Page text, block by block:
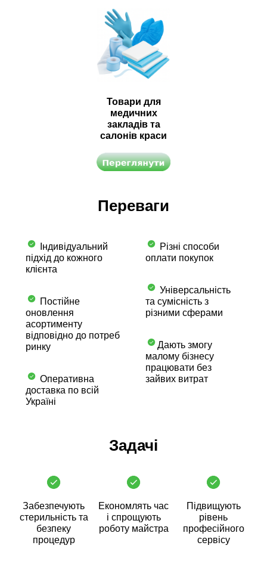
Товари для
медичних
закладів та
салонів краси
Переваги
Індивідуальний
підхід до кожного
клієнта
Постійне
оновлення
асортименту
відповідно до потреб
ринку
Оперативна
доставка по всій
Україні
Різні способи
оплати покупок
Універсальність
та сумісність з
різними сферами
Дають змогу
малому бізнесу
працювати без
зайвих витрат
Задачі
Забезпечують
стерильність та
безпеку
процедур
Економлять час
і спрощують
роботу майстра
Підвищують
рівень
професійного
сервісу